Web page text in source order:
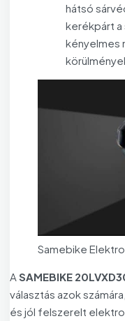
hátsó
kerékpárt a
kényelmes
Samebike
A SAMEBIKE
választás azok
és jól felszerelt